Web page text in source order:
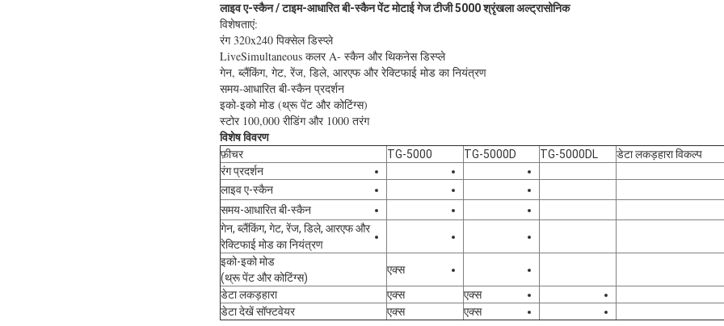
लाइव ए-स्कैन / टाइम-आधारित बी-स्कैन पेंट मोटाई गेज टीजी 5000 श्रृंखला अल्ट्रासोनिक
विशेषताएं:
रंग 320x240 पिक्सेल डिस्प्ले
LiveSimultaneous कलर A- स्कैन और थिकनेस डिस्प्ले
गेन, ब्लैंकिंग, गेट, रेंज, डिले, आरएफ और रेक्टिफाई मोड का नियंत्रण
समय-आधारित बी-स्कैन प्रदर्शन
इको-इको मोड (थ्रू पेंट और कोटिंग्स)
स्टोर 100,000 रीडिंग और 1000 तरंग
विशेष विवरण
फ़ीचर
TG-5000 TG-5000D TG-5000DL
डेटा लकड़हारा विकल्प
रंग प्रदर्शन
लाइव ए-स्कैन
समय-आधारित बी-स्कैन
गेन, ब्लैंकिंग, गेट, रेंज, डिले, आरएफ और
रेक्टिफाई मोड का नियंत्रण
इको-इको मोड
(थ्रू पेंट और कोटिंग्स)
एक्स
डेटा लकड़हारा
एक्स
एक्स
डेटा देखें सॉफ्टवेयर
एक्स एक्स